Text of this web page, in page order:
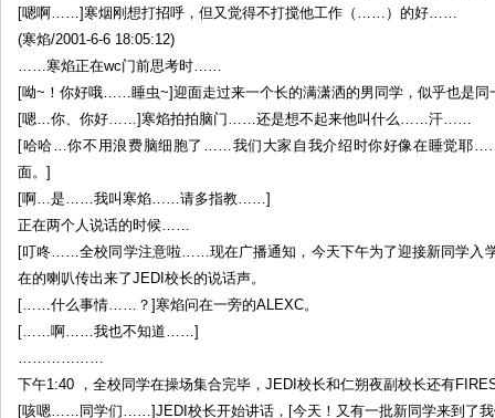
[嗯啊……]寒烟刚想打招呼，但又觉得不打搅他工作（……）的好……
(寒焰/2001-6-6 18:05:12)
……寒焰正在wc门前思考时……
[呦~！你好哦……睡虫~]迎面走过来一个长的满潇洒的男同学，似乎也是同
[嗯…你、你好……]寒焰拍拍脑门……还是想不起来他叫什么……汗……
[哈哈…你不用浪费脑细胞了……我们大家自我介绍时你好像在睡觉耶
面。]
[啊…是……我叫寒焰……请多指教……]
正在两个人说话的时候……
[叮咚……全校同学注意啦……现在广播通知，今天下午为了迎接新同学入
在的喇叭传出来了JEDI校长的说话声。
[……什么事情……？]寒焰问在一旁的ALEXC。
[……啊……我也不知道……]
………………
下午1:40 ，全校同学在操场集合完毕，JEDI校长和仁朔夜副校长还有
[咳嗯……同学们……]JEDI校长开始讲话，[今天！又有一批新同学来到了